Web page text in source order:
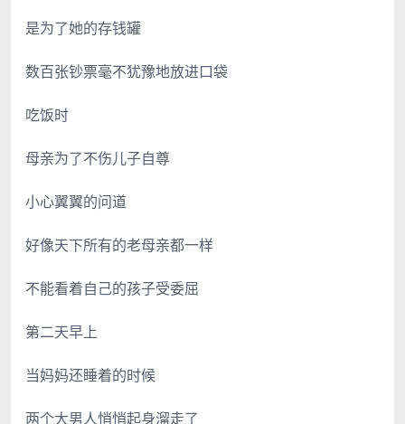
是为了她的存钱罐
数百张钞票毫不犹豫地放进口袋
吃饭时
母亲为了不伤儿子自尊
小心翼翼的问道
好像天下所有的老母亲都一样
不能看着自己的孩子受委屈
第二天早上
当妈妈还睡着的时候
两个大男人悄悄起身溜走了